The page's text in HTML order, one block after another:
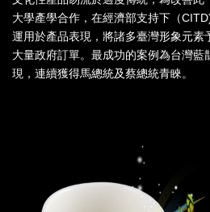
大學產學合作，在經濟部支持下（
運用於產品表現，將諸多臺灣形象元素
大量政府訂單。最成功的案例為台灣藍
現，連續獲得馬總統及蔡總統青睞。